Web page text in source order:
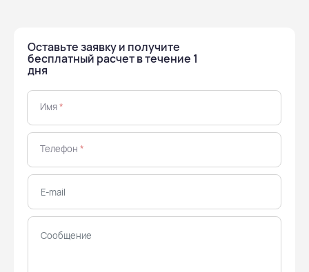
Оставьте заявку и получите
бесплатный расчет в течение 1
дня
Имя*
Телефон *